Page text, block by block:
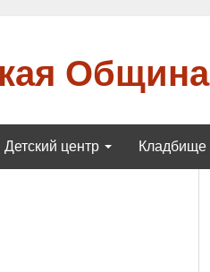
Община
Детский центр Кладбище